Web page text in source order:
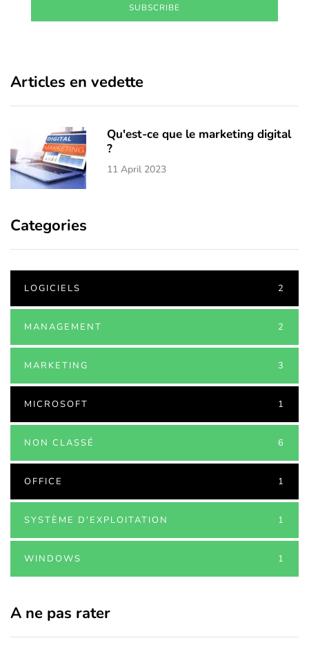
SUBSCRIBE
Articles en vedette
Qu'est-ce que le marketing digital
?
11 April 2023
Categories
LOGICIELS 2
MANAGEMENT 2
MARKETING 3
MICROSOFT 1
NON CLASSÉ 6
OFFICE 1
SYSTÈME D'EXPLOITATION 1
WINDOWS 1
A ne pas rater